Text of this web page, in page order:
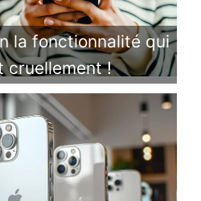
la fonctionnalité qui
cruellement !